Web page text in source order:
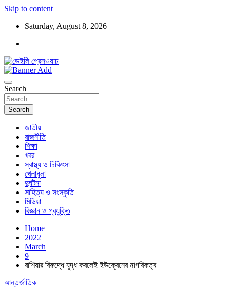
Skip to content
Saturday, August 8, 2026
ডেইলি প্রেসওয়াচ
Search
Search
জাতীয়
রাজনীতি
শিক্ষা
খবর
স্বাস্থ্য ও চিকিৎসা
খেলাধুলা
দুর্ঘটনা
সাহিত্য ও সংস্কৃতি
মিডিয়া
বিজ্ঞান ও প্রযুক্তি
Home
2022
March
9
রাশিয়ার বিরুদ্ধে যুদ্ধ করলেই ইউক্রেনের নাগরিকত্ব
আন্তর্জাতিক